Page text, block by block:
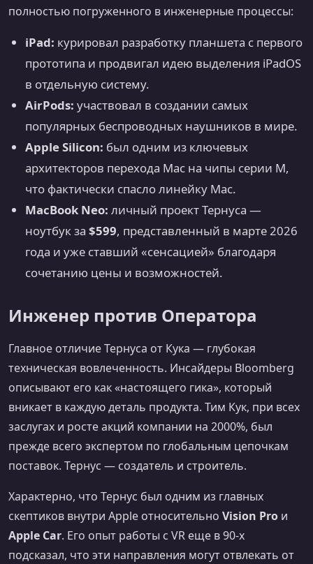
полностью погруженного в инженерные процессы:
iPad: курировал разработку планшета с первого
прототипа и продвигал идею выделения iPadOS
в отдельную систему.
AirPods: участвовал в создании самых
популярных беспроводных наушников в мире.
Apple Silicon: был одним из ключевых
архитекторов перехода Mac на чипы серии M,
что фактически спасло линейку Mac.
MacBook Neo: личный проект Тернуса —
ноутбук за $599, представленный в марте 2026
года и уже ставший «сенсацией» благодаря
сочетанию цены и возможностей.
Инженер против Оператора
Главное отличие Тернуса от Кука — глубокая
техническая вовлеченность. Инсайдеры Bloomberg
описывают его как «настоящего гика», который
вникает в каждую деталь продукта. Тим Кук, при всех
заслугах и росте акций компании на 2000%, был
прежде всего экспертом по глобальным цепочкам
поставок. Тернус — создатель и строитель.
Характерно, что Тернус был одним из главных
скептиков внутри Apple относительно Vision Pro и
Apple Car. Его опыт работы с VR еще в 90-х
подсказал, что эти направления могут отвлекать от